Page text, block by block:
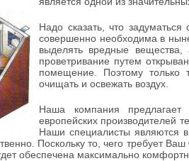
Надо сказать, что
совершенно необходима в
выделять вредные вещества,
проветривание путем
помещение. Поэтому только
очищать и освежать воздух.
Наша компания
европейских производителей
Наши специалисты являются
Поскольку то, чего требует Ваш
обеспечена максимально